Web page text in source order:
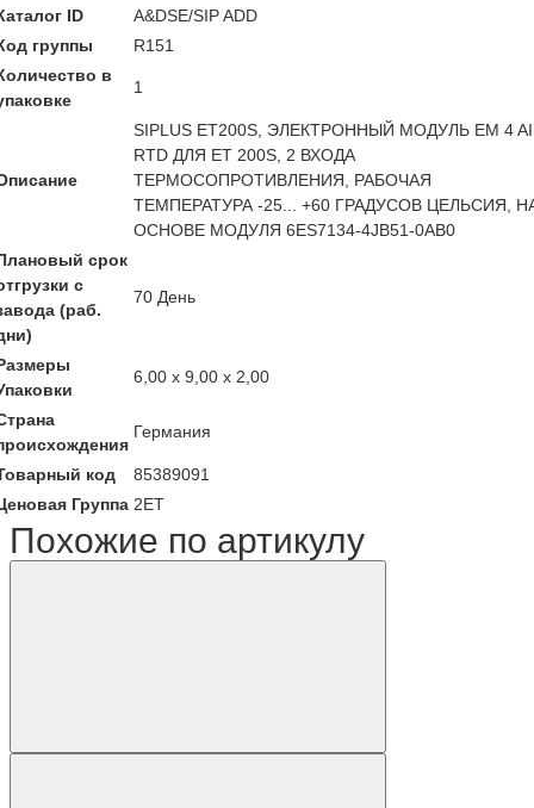
ID
A&DSE/SIP ADD
группы
R151
в
1
SIPLUS ET200S, ЭЛЕКТРОННЫЙ МОДУЛЬ EM 4 AI
RTD ДЛЯ ET 200S, 2 ВХОДА
ТЕРМОСОПРОТИВЛЕНИЯ, РАБОЧАЯ
ТЕМПЕРАТУРА -25... +60 ГРАДУСОВ ЦЕЛЬСИЯ,
ОСНОВЕ МОДУЛЯ 6ES7134-4JB51-0AB0
срок
с
(раб.
70 День
6,00 x 9,00 x 2,00
Германия
код
85389091
Группа 2ET
Похожие по артикулу